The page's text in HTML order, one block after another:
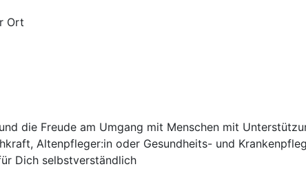
Ort
die Freude am Umgang mit Menschen mit
Altenpfleger:in oder Gesundheits- und
Dich selbstverständlich